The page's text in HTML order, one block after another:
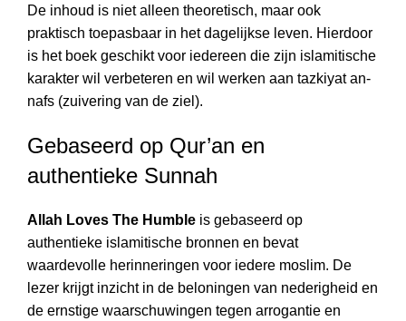
De inhoud is niet alleen theoretisch, maar ook
praktisch toepasbaar in het dagelijkse leven. Hierdoor
is het boek geschikt voor iedereen die zijn islamitische
karakter wil verbeteren en wil werken aan tazkiyat an-
nafs (zuivering van de ziel).
Gebaseerd op Qur’an en
authentieke Sunnah
Allah Loves The Humble is gebaseerd op
authentieke islamitische bronnen en bevat
waardevolle herinneringen voor iedere moslim. De
lezer krijgt inzicht in de beloningen van nederigheid en
de ernstige waarschuwingen tegen arrogantie en